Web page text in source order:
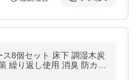
ス8個セット 床下 調湿木炭
繰り返し使用 消臭 防カビ
機 除湿 正規認定販売代理